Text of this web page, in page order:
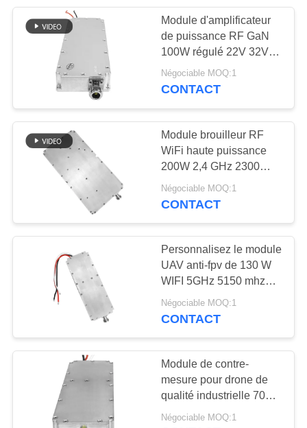
Amplificateur
unidirectionnel
15
amplificateur
bidirectionnel
12
Détecteur de
signaux de drone
Module d'amplificateur
de puissance RF GaN
100W régulé 22V 32V,
connecteur N,
accessoire de contre-
Négociable MOQ:1
CONTACT
Module brouilleur RF
WiFi haute puissance
200W 2,4 GHz 2300
MHz 2500 MHz pour
système anti-drone
Négociable MOQ:1
CONTACT
Personnalisez le module
UAV anti-fpv de 130 W
WIFI 5GHz 5150 mhz
5850 mhz avec
modulation VCO
Négociable MOQ:1
CONTACT
Module de contre-
mesure pour drone de
qualité industrielle 70W
1,2 GHz 2,4 GHz 5,2
Négociable MOQ:1